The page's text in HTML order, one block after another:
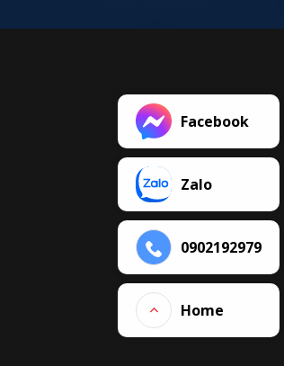
Facebook
Zalo
0902192979
Home